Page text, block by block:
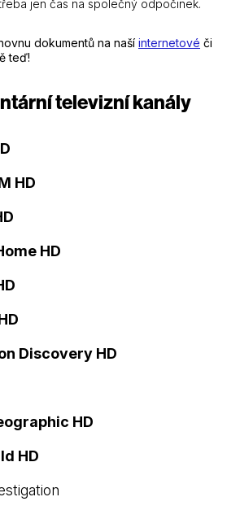
jen čas na společný odpočinek.
dokumentů na naší internetové či
teď!
televizní kanály
HD
HD
Discovery HD
HD
HD